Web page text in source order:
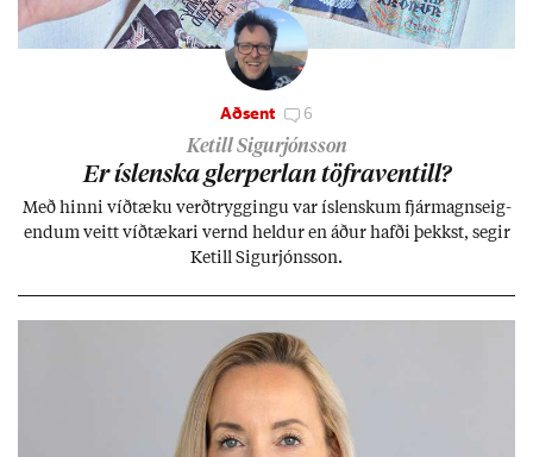
Aðsent 6
Ketill Sigurjónsson
Er ís­lenska glerperl­an töfra­ventill?
Með hinni víð­tæku verð­trygg­ingu var ís­lensk­um fjár­magns­eig­
end­um veitt víð­tæk­ari vernd held­ur en áð­ur hafði þekkst, seg­ir
Ketill Sig­ur­jóns­son.